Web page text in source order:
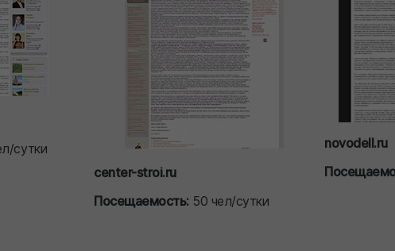
сутки
center-stroi.ru
Посещаемость:50 чел/сутки
novodell.ru